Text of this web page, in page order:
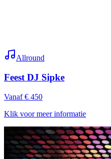
Allround
Feest DJ Sipke
Vanaf € 450
Klik voor meer informatie